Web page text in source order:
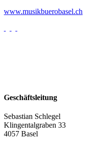
www.musikbuerobasel.ch
Geschäftsleitung
Sebastian Schlegel
Klingentalgraben 33
4057 Basel